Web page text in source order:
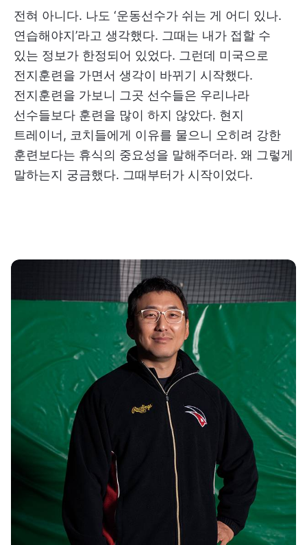
전혀 아니다. 나도 ‘운동선수가 쉬는 게 어디 있나.
연습해야지’라고 생각했다. 그때는 내가 접할 수
있는 정보가 한정되어 있었다. 그런데 미국으로
전지훈련을 가면서 생각이 바뀌기 시작했다.
전지훈련을 가보니 그곳 선수들은 우리나라
선수들보다 훈련을 많이 하지 않았다. 현지
트레이너, 코치들에게 이유를 물으니 오히려 강한
훈련보다는 휴식의 중요성을 말해주더라. 왜 그렇게
말하는지 궁금했다. 그때부터가 시작이었다.